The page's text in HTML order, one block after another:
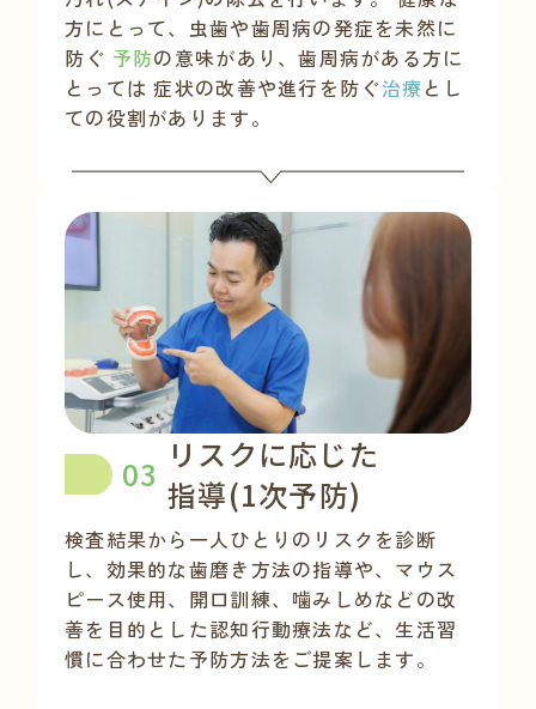
方にとって、虫歯や歯周病の発症を未然に
防ぐ 予防の意味があり、歯周病がある方に
とっては 症状の改善や進行を防ぐ治療とし
ての役割があります。
リスクに応じた
指導(1次予防)
検査結果から一人ひとりのリスクを診断
し、 効果的な歯磨き方法の指導や、 マウス
ピース使用、開口訓練、噛みしめなどの改
善を 目的とした認知行動療法など、 生活習
慣に合わせた予防方法をご提案します。